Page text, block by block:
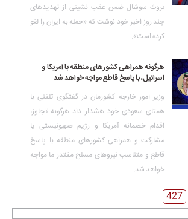
تروث سوشال ضمن عقب نشینی از تهدیدهای
چند روز اخیر خود نوشت که «حمله به ایران را لغو
کرده است».
هرگونه همراهی کشورهای منطقه با آمریکا و
اسرائیل، با پاسخ قاطع مواجه خواهد شد
وزیر امور خارجه کشورمان در گفتگوی تلفنی با
همتای سعودی خود هشدار داد هرگونه تجاوز،
اقدام خصمانه آمریکا و رژیم صهیونیستی یا
مشارکت و همراهی کشورهای منطقه با پاسخ
قاطع و متناسب نیروهای مسلح مقتدر ما مواجه
خواهد شد.
427